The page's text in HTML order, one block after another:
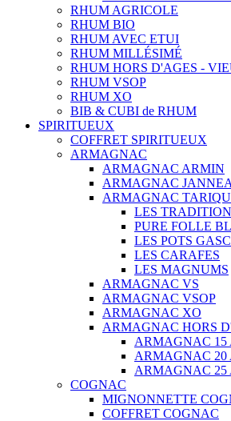
RHUM AGRICOLE
RHUM BIO
RHUM AVEC ETUI
RHUM MILLÉSIMÉ
RHUM HORS D'AGES -
RHUM VSOP
RHUM XO
BIB & CUBI de RHUM
SPIRITUEUX
COFFRET SPIRITUEUX
ARMAGNAC
ARMAGNAC ARMIN
ARMAGNAC
ARMAGNAC
LES
PURE FOLLE
LES POTS
LES CARAFES
LES MAGNUMS
ARMAGNAC VS
ARMAGNAC VSOP
ARMAGNAC XO
ARMAGNAC HORS
ARMAGNAC 15
ARMAGNAC 20
ARMAGNAC 25
COGNAC
MIGNONNETTE
COFFRET COGNAC